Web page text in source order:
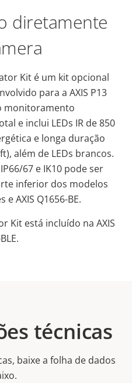
diretamente
Kit é um kit opcional
para a AXIS P13
monitoramento
e inclui LEDs IR de 850
e longa duração
além de LEDs brancos.
67 e IK10 pode ser
inferior dos modelos
e AXIS Q1656-BE.
Kit está incluído na AXIS
.
técnicas
baixe a folha de dados